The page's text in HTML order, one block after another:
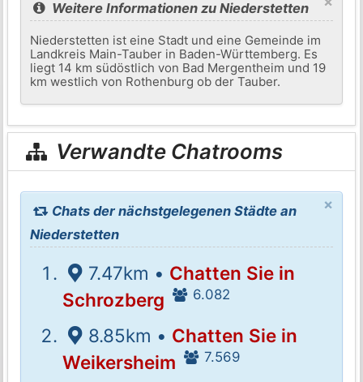
Weitere Informationen zu Niederstetten
Niederstetten ist eine Stadt und eine Gemeinde im
Landkreis Main-Tauber in Baden-Württemberg. Es
liegt 14 km südöstlich von Bad Mergentheim und 19
km westlich von Rothenburg ob der Tauber.
Verwandte Chatrooms
×
Chats der nächstgelegenen Städte an
Niederstetten
7.47km • Chatten Sie in
Schrozberg
6.082
8.85km • Chatten Sie in
Weikersheim
7.569